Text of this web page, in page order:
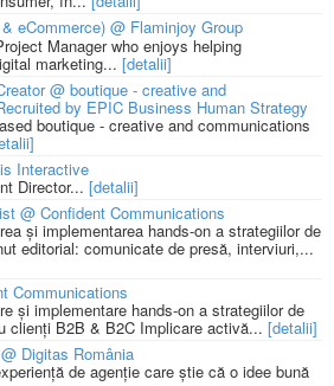
eCommerce) @ Flaminjoy Group
Manager who enjoys helping
marketing... [detalii]
@ boutique - creative and
by EPIC Business Human Strategy
boutique - creative and communications
Interactive
Director... [detalii]
@ Confident Communications
și implementarea hands-on a strategiilor de
editorial: comunicate de presă, interviuri,...
Communications
și implementare hands-on a strategiilor de
clienți B2B & B2C Implicare activă... [detalii]
Digitas România
de agenție care știe că o idee bună